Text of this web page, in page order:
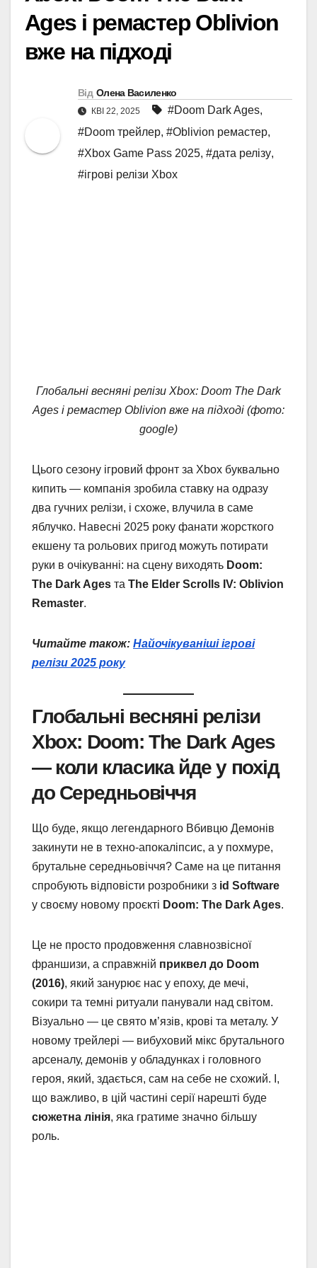
Ages і ремастер Oblivion
вже на підході
Від Олена Василенко
КВІ 22, 2025 #Doom Dark Ages,
#Doom трейлер, #Oblivion ремастер,
#Xbox Game Pass 2025, #дата релізу,
#ігрові релізи Xbox
Глобальні весняні релізи Xbox: Doom The Dark
Ages і ремастер Oblivion вже на підході (фото:
google)
Цього сезону ігровий фронт за Xbox буквально
кипить — компанія зробила ставку на одразу
два гучних релізи, і схоже, влучила в саме
яблучко. Навесні 2025 року фанати жорсткого
екшену та рольових пригод можуть потирати
руки в очікуванні: на сцену виходять Doom:
The Dark Ages та The Elder Scrolls IV: Oblivion
Remaster.
Читайте також: Найочікуваніші ігрові
релізи 2025 року
Глобальні весняні релізи
Xbox: Doom: The Dark Ages
— коли класика йде у похід
до Середньовіччя
Що буде, якщо легендарного Вбивцю Демонів
закинути не в техно-апокаліпсис, а у похмуре,
брутальне середньовіччя? Саме на це питання
спробують відповісти розробники з id Software
у своєму новому проєкті Doom: The Dark Ages.
Це не просто продовження славнозвісної
франшизи, а справжній приквел до Doom
(2016), який занурює нас у епоху, де мечі,
сокири та темні ритуали панували над світом.
Візуально — це свято м’язів, крові та металу. У
новому трейлері — вибуховий мікс брутального
арсеналу, демонів у обладунках і головного
героя, який, здається, сам на себе не схожий. І,
що важливо, в цій частині серії нарешті буде
сюжетна лінія, яка гратиме значно більшу
роль.